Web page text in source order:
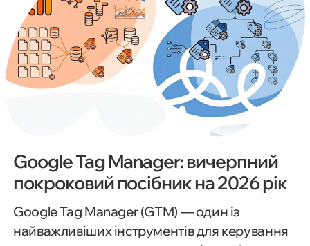
Google Tag Manager: вичерпний
покроковий посібник на 2026 рік
Google Tag Manager (GTM) — один із
найважливіших інструментів для керування